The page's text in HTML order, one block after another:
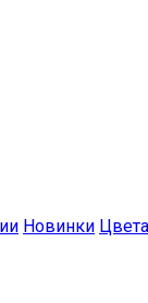
Новинки Цвета